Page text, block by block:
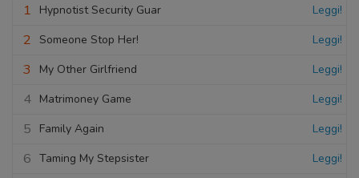
1 Hypnotist Security Guar Leggi!
2 Someone Stop Her! Leggi!
3 My Other Girlfriend Leggi!
4 Matrimoney Game Leggi!
5 Family Again Leggi!
6 Taming My Stepsister Leggi!